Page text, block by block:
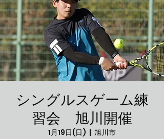
シングルスゲーム練
習会 旭川開催
1月19日(日)
  |
旭川市